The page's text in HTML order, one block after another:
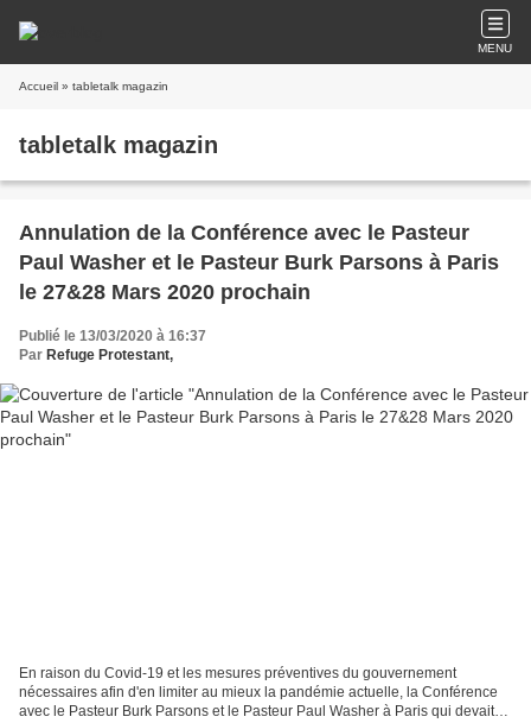
MENU
Accueil » tabletalk magazin
tabletalk magazin
Annulation de la Conférence avec le Pasteur
Paul Washer et le Pasteur Burk Parsons à Paris
le 27&28 Mars 2020 prochain
Publié le 13/03/2020 à 16:37
Par Refuge Protestant,
En raison du Covid-19 et les mesures préventives du gouvernement
nécessaires afin d'en limiter au mieux la pandémie actuelle, la Conférence
avec le Pasteur Burk Parsons et le Pasteur Paul Washer à Paris qui devait